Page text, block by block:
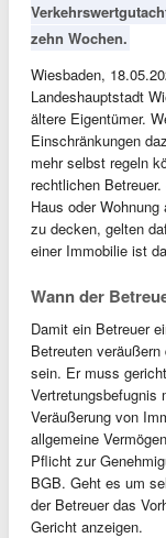
zehn Wochen.
Wiesbaden,
Landeshauptstadt
ältere Eigentümer.
Einschränkungen
mehr selbst regeln
rechtlichen
Haus oder
zu decken, gelten
einer Immobilie ist
Wann der
Damit ein Betreuer
Betreuten
sein. Er muss
Vertretungsbefugnis
Veräußerung von
allgemeine
Pflicht zur
BGB. Geht es um
der Betreuer das
Gericht anzeigen.